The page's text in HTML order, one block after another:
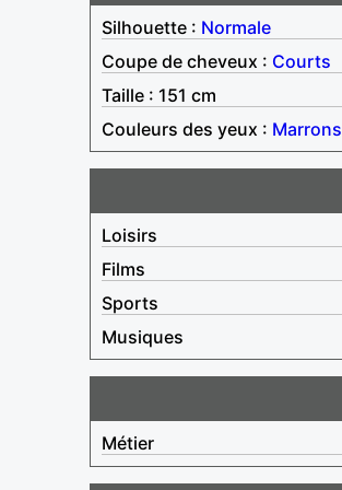
Silhouette : Normale
Coupe de cheveux : Courts
Taille : 151 cm
Couleurs des yeux : Marrons
Loisirs
Films
Sports
Musiques
Métier